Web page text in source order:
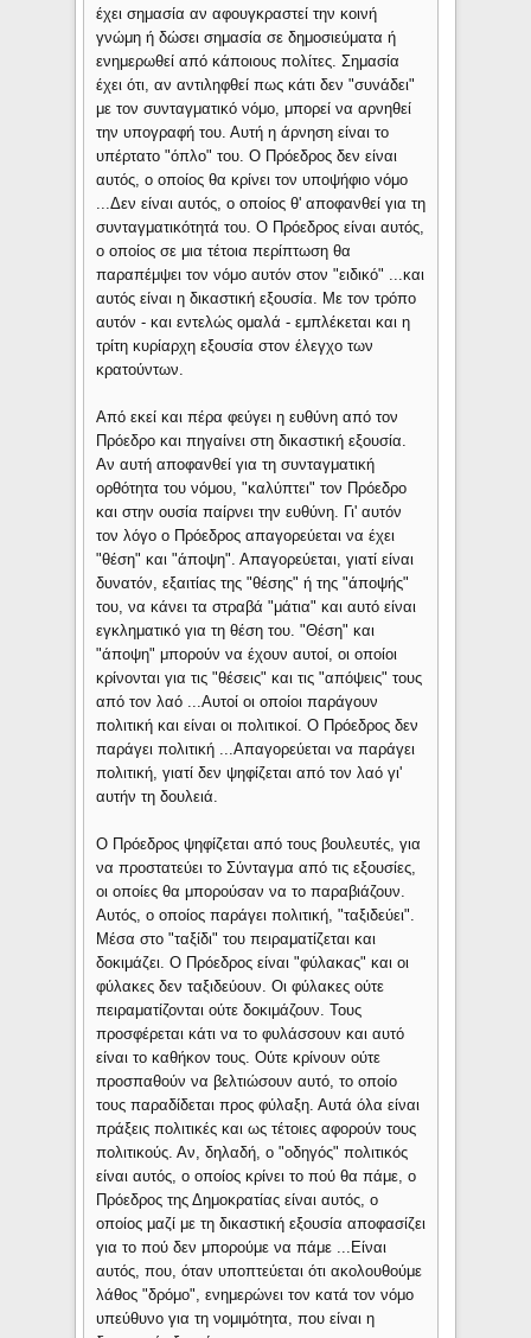
έχει σημασία αν αφουγκραστεί την κοινή
γνώμη ή δώσει σημασία σε δημοσιεύματα ή
ενημερωθεί από κάποιους πολίτες. Σημασία
έχει ότι, αν αντιληφθεί πως κάτι δεν "συνάδει"
με τον συνταγματικό νόμο, μπορεί να αρνηθεί
την υπογραφή του. Αυτή η άρνηση είναι το
υπέρτατο "όπλο" του. Ο Πρόεδρος δεν είναι
αυτός, ο οποίος θα κρίνει τον υποψήφιο νόμο
...Δεν είναι αυτός, ο οποίος θ' αποφανθεί για τη
συνταγματικότητά του. Ο Πρόεδρος είναι αυτός,
ο οποίος σε μια τέτοια περίπτωση θα
παραπέμψει τον νόμο αυτόν στον "ειδικό" ...και
αυτός είναι η δικαστική εξουσία. Με τον τρόπο
αυτόν - και εντελώς ομαλά - εμπλέκεται και η
τρίτη κυρίαρχη εξουσία στον έλεγχο των
κρατούντων.
Από εκεί και πέρα φεύγει η ευθύνη από τον
Πρόεδρο και πηγαίνει στη δικαστική εξουσία.
Αν αυτή αποφανθεί για τη συνταγματική
ορθότητα του νόμου, "καλύπτει" τον Πρόεδρο
και στην ουσία παίρνει την ευθύνη. Γι' αυτόν
τον λόγο ο Πρόεδρος απαγορεύεται να έχει
"θέση" και "άποψη". Απαγορεύεται, γιατί είναι
δυνατόν, εξαιτίας της "θέσης" ή της "άποψής"
του, να κάνει τα στραβά "μάτια" και αυτό είναι
εγκληματικό για τη θέση του. "Θέση" και
"άποψη" μπορούν να έχουν αυτοί, οι οποίοι
κρίνονται για τις "θέσεις" και τις "απόψεις" τους
από τον λαό ...Αυτοί οι οποίοι παράγουν
πολιτική και είναι οι πολιτικοί. Ο Πρό­εδρος δεν
παράγει πολιτική ...Απαγορεύεται να παράγει
πολιτική, γιατί δεν ψηφίζεται από τον λαό γι'
αυτήν τη δουλειά.
Ο Πρόεδρος ψηφίζεται από τους βουλευτές, για
να προστατεύει το Σύνταγμα από τις εξουσίες,
οι οποίες θα μπορούσαν να το παραβιάζουν.
Αυτός, ο οποίος παράγει πολιτική, "ταξιδεύει".
Μέσα στο "ταξίδι" του πειραματίζεται και
δοκιμάζει. Ο Πρόεδρος είναι "φύλακας" και οι
φύλακες δεν ταξιδεύουν. Οι φύλακες ούτε
πειραματίζονται ούτε δοκιμάζουν. Τους
προσφέρεται κάτι να το φυλάσσουν και αυτό
είναι το καθήκον τους. Ούτε κρίνουν ούτε
προσπαθούν να βελτιώσουν αυτό, το οποίο
τους παραδίδεται προς φύλαξη. Αυτά όλα είναι
πράξεις πολιτικές και ως τέτοιες αφορούν τους
πολιτικούς. Αν, δηλαδή, ο "οδηγός" πολιτικός
είναι αυτός, ο οποίος κρίνει το πού θα πάμε, ο
Πρόεδρος της Δημοκρατίας είναι αυτός, ο
οποίος μαζί με τη δικαστική εξουσία αποφασίζει
για το πού δεν μπορούμε να πάμε ...Είναι
αυτός, που, όταν υποπτεύεται ότι ακολουθούμε
λάθος "δρόμο", ενημερώνει τον κατά τον νόμο
υπεύθυνο για τη νομιμότητα, που είναι η